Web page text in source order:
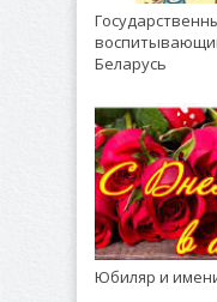
Беларусь
Юбиляр и